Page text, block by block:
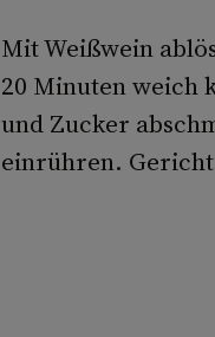
Mit Weißwein
20 Minuten weich
und Zucker
einrühren.